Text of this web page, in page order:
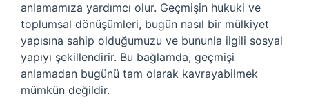
anlamamıza yardımcı olur. Geçmişin hukuki ve
toplumsal dönüşümleri, bugün nasıl bir mülkiyet
yapısına sahip olduğumuzu ve bununla ilgili sosyal
yapıyı şekillendirir. Bu bağlamda, geçmişi
anlamadan bugünü tam olarak kavrayabilmek
mümkün değildir.